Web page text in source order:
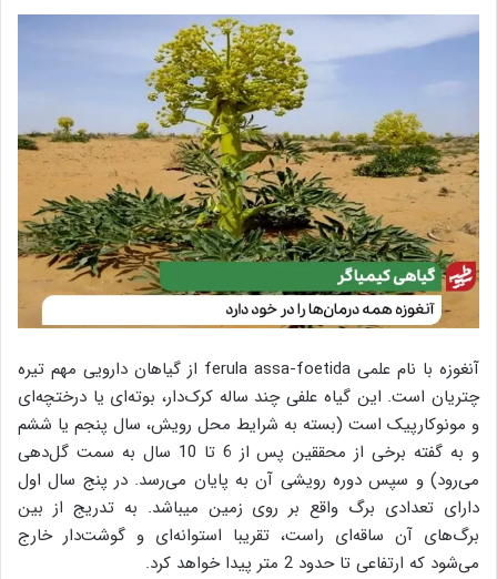
آنغوزه با نام علمی ferula assa-foetida از گیاهان دارویی مهم تیره
چتریان است. این گیاه علفی چند ساله کرک‌دار، بوته‌ای یا درختچه‌ای
و مونوکارپیک است (بسته به شرایط محل رویش، سال پنجم یا ششم
و به گفته برخی از محققین پس از 6 تا 10 سال به سمت گل‌دهی
می‌رود) و سپس دوره رویشی آن به پایان می‌رسد. در پنج سال اول
دارای تعدادی برگ واقع بر روی زمین می‎باشد. به تدریج از بین
برگ‌های آن ساقه‌ای راست، تقریبا استوانه‌ای و گوشت‌دار خارج
می‌شود که ارتفاعی تا حدود 2 متر پیدا خواهد کرد.